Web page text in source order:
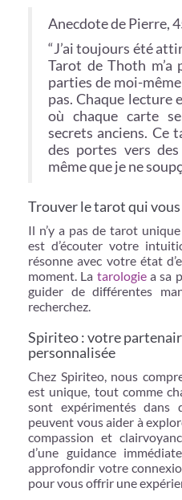
Anecdote de Pierre,
“J’ai toujours été
Tarot de Thoth m’a
parties de moi-
pas. Chaque lecture
où chaque carte
secrets anciens. Ce
des portes vers
même que je ne
Trouver le tarot qui
Il n’y a pas de tarot
est d’écouter votre
résonne avec votre état
moment. La tarologiea sa
guider de différentes
recherchez.
Spiriteo : votre
personnalisée
Chez Spiriteo, nous
est unique, tout comme
sont expérimentés
peuvent vous aider à
compassion et
d’une guidance
approfondir votre
pour vous offrir une